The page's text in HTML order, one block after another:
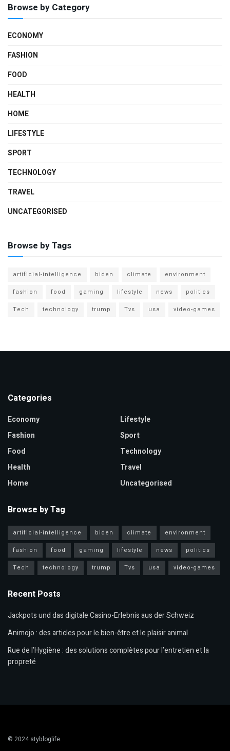
Browse by Category
ECONOMY
FASHION
FOOD
HEALTH
HOME
LIFESTYLE
SPORT
TECHNOLOGY
TRAVEL
UNCATEGORISED
Browse by Tags
artificial-intelligence biden climate
environment
fashion
food gaming lifestyle news
politics
Tech
technology trump Tvs usa video-games
Categories
Economy
Fashion
Food
Health
Home
Lifestyle
Sport
Technology
Travel
Uncategorised
Browse by Tag
artificial-intelligence biden climate
environment
fashion
food gaming lifestyle news
politics
Tech
technology trump Tvs usa video-games
Recent Posts
Jackpots und das digitale Casino-Erlebnis aus der Schweiz
Animojo : des articles pour le bien-être et le plaisir animal
Rue de l’Hygiène : des solutions complètes pour l’entretien et la
propreté
© 2024 stybloglife.